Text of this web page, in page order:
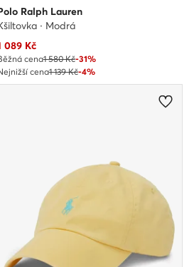
Ralph Lauren
· Modrá
cena
089Kč
cena1 580 Kč-31%
cena1 139 Kč-4%